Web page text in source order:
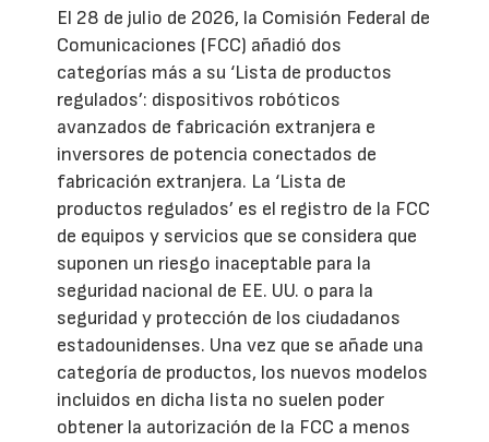
El 28 de julio de 2026, la Comisión Federal de
Comunicaciones (FCC) añadió dos
categorías más a su ‘Lista de productos
regulados’: dispositivos robóticos
avanzados de fabricación extranjera e
inversores de potencia conectados de
fabricación extranjera. La ‘Lista de
productos regulados’ es el registro de la FCC
de equipos y servicios que se considera que
suponen un riesgo inaceptable para la
seguridad nacional de EE. UU. o para la
seguridad y protección de los ciudadanos
estadounidenses. Una vez que se añade una
categoría de productos, los nuevos modelos
incluidos en dicha lista no suelen poder
obtener la autorización de la FCC a menos